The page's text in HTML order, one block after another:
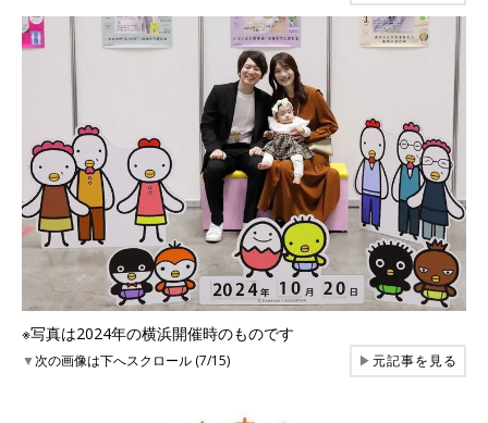
※写真は2024年の横浜開催時のものです
▼次の画像は下へスクロール (7/15) ▶元記事を見る